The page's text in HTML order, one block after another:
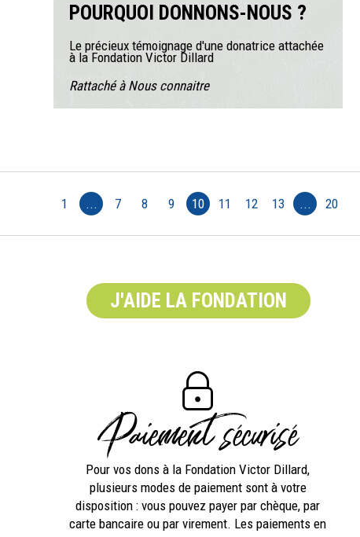
POURQUOI DONNONS-NOUS ?
Le précieux témoignage d'une donatrice attachée
à la Fondation Victor Dillard
Rattaché à Nous connaitre
1 ... 7 8 9 10 11 12 13 ... 20
J'AIDE LA FONDATION
Paiement sécurisé
Pour vos dons à la Fondation Victor Dillard,
plusieurs modes de paiement sont à votre
disposition : vous pouvez payer par chèque, par
carte bancaire ou par virement. Les paiements en